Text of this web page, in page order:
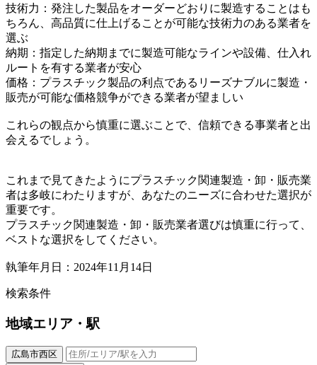
技術力：発注した製品をオーダーどおりに製造することはも
ちろん、高品質に仕上げることが可能な技術力のある業者を
選ぶ
納期：指定した納期までに製造可能なラインや設備、仕入れ
ルートを有する業者が安心
価格：プラスチック製品の利点であるリーズナブルに製造・
販売が可能な価格競争ができる業者が望ましい
これらの観点から慎重に選ぶことで、信頼できる事業者と出
会えるでしょう。
これまで見てきたようにプラスチック関連製造・卸・販売業
者は多岐にわたりますが、あなたのニーズに合わせた選択が
重要です。
プラスチック関連製造・卸・販売業者選びは慎重に行って、
ベストな選択をしてください。
執筆年月日：2024年11月14日
検索条件
地域エリア・駅
広島市西区